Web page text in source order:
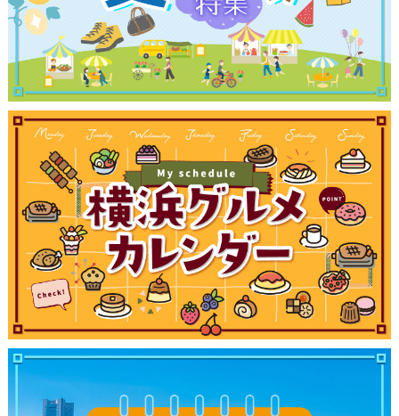
観光ガイド
ランキング
ブログ記事
サイトについて